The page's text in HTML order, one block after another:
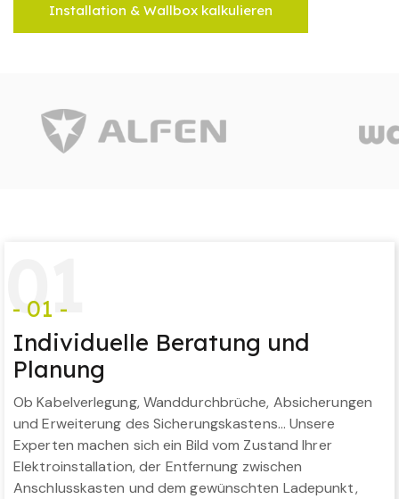
Installation & Wallbox kalkulieren
01
- 01 -
Individuelle Beratung und
Planung
Ob Kabelverlegung, Wanddurchbrüche, Absicherungen
und Erweiterung des Sicherungskastens… Unsere
Experten machen sich ein Bild vom Zustand Ihrer
Elektroinstallation, der Entfernung zwischen
Anschlusskasten und dem gewünschten Ladepunkt,